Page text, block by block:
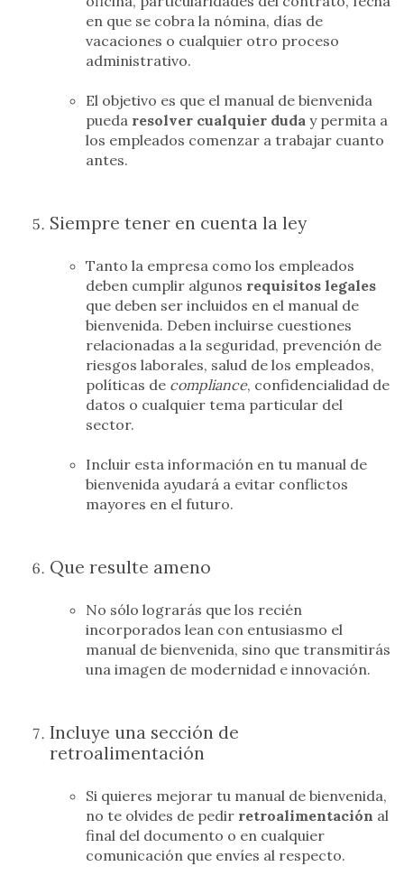
en que se cobra la nómina, días de
vacaciones o cualquier otro proceso
administrativo.
El objetivo es que el manual de bienvenida
pueda resolver cualquier duda y permita a
los empleados comenzar a trabajar cuanto
antes.
Siempre tener en cuenta la ley
Tanto la empresa como los empleados
deben cumplir algunos requisitos legales
que deben ser incluidos en el manual de
bienvenida. Deben incluirse cuestiones
relacionadas a la seguridad, prevención de
riesgos laborales, salud de los empleados,
políticas de compliance, confidencialidad de
datos o cualquier tema particular del
sector.
Incluir esta información en tu manual de
bienvenida ayudará a evitar conflictos
mayores en el futuro.
Que resulte ameno
No sólo lograrás que los recién
incorporados lean con entusiasmo el
manual de bienvenida, sino que transmitirás
una imagen de modernidad e innovación.
Incluye una sección de
retroalimentación
Si quieres mejorar tu manual de bienvenida,
no te olvides de pedir retroalimentación al
final del documento o en cualquier
comunicación que envíes al respecto.